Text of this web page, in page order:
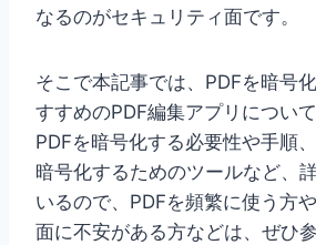
なるのがセキュリティ面です。
そこで本記事では、PDFを暗号
すすめのPDF編集アプリについ
PDFを暗号化する必要性や手順
暗号化するためのツールなど、
いるので、PDFを頻繁に使う方
面に不安がある方などは、ぜひ